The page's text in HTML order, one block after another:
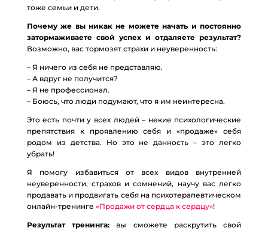
тоже семьи и дети.
Почему же вы никак не можете начать и постоянно
затормаживаете свой успех и отдаляете результат?
Возможно, вас тормозят страхи и неуверенность:
– Я ничего из себя не представляю.
– А вдруг не получится?
– Я не профессионал.
– Боюсь, что люди подумают, что я им неинтересна.
Это есть почти у всех людей – некие психологические
препятствия к проявлению себя и «продаже» себя
родом из детства. Но это не данность – это легко
убрать!
Я помогу избавиться от всех видов внутренней
неуверенности, страхов и сомнений, научу вас легко
продавать и продвигать себя на психотерапевтическом
онлайн-тренинге «Продажи от сердца к сердцу»!
Результат тренинга: вы сможете раскрутить свой